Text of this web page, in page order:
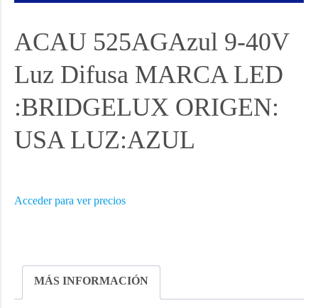
ACAU 525AGAzul 9-40V
Luz Difusa MARCA LED
:BRIDGELUX ORIGEN:
USA LUZ:AZUL
Acceder para ver precios
MÁS INFORMACIÓN